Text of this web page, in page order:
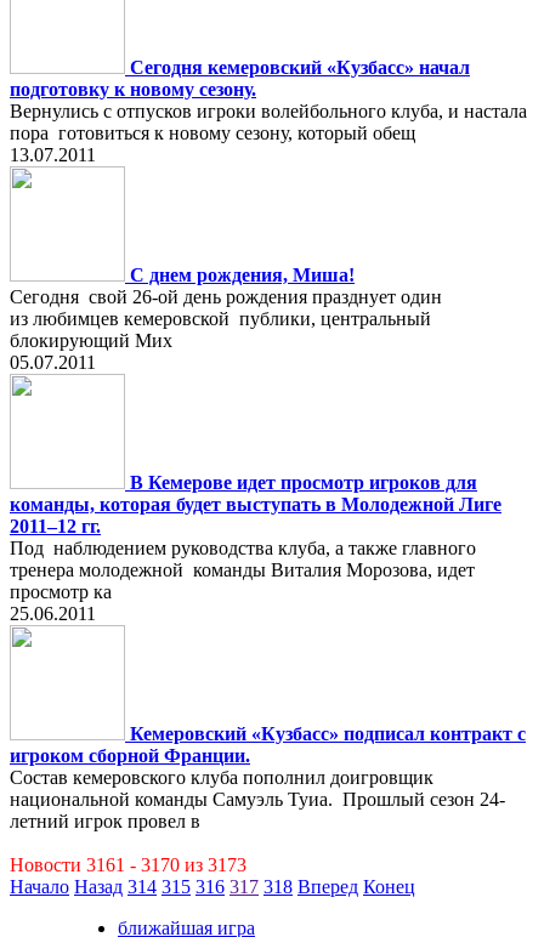
Сегодня кемеровский «Кузбасс» начал
подготовку к новому сезону.
Вернулись с отпусков игроки волейбольного клуба, и настала
пора готовиться к новому сезону, который обещ
13.07.2011
С днем рождения, Миша!
Сегодня свой 26-ой день рождения празднует один
из любимцев кемеровской публики, центральный
блокирующий Мих
05.07.2011
В Кемерове идет просмотр игроков для
команды, которая будет выступать в Молодежной Лиге
2011–12 гг.
Под наблюдением руководства клуба, а также главного
тренера молодежной команды Виталия Морозова, идет
просмотр ка
25.06.2011
Кемеровский «Кузбасс» подписал контракт с
игроком сборной Франции.
Состав кемеровского клуба пополнил доигровщик
национальной команды Самуэль Туиа. Прошлый сезон 24-
летний игрок провел в
Новости 3161 - 3170 из 3173
Начало Назад 314 315 316 317 318 Вперед Конец
ближайшая игра